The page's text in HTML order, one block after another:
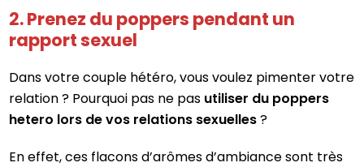
2. Prenez du poppers pendant un
rapport sexuel
Dans votre couple hétéro, vous voulez pimenter votre
relation ? Pourquoi pas ne pas utiliser du poppers
hetero lors de vos relations sexuelles?
En effet, ces flacons d’arômes d’ambiance sont très